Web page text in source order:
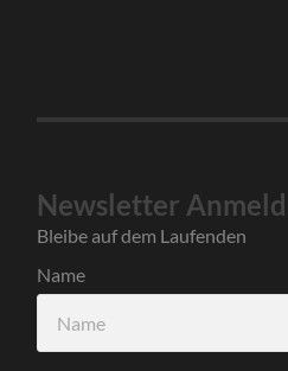
Newsletter
Bleibe auf dem Laufenden
Name